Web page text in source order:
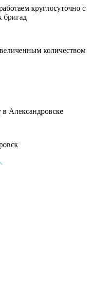
круглосуточно с
бригад
количеством
Александровске